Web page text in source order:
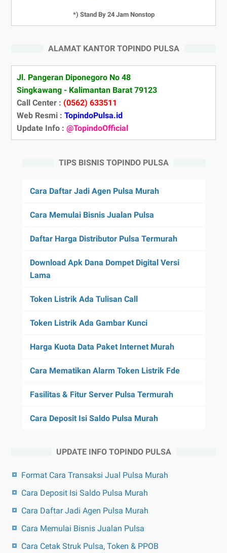
*) Stand By 24 Jam Nonstop
ALAMAT KANTOR TOPINDO PULSA
Jl. Pangeran Diponegoro No 48
Singkawang - Kalimantan Barat 79123
Call Center : (0562) 633511
Web Resmi : TopindoPulsa.id
Update Info : @TopindoOfficial
TIPS BISNIS TOPINDO PULSA
Cara Daftar Jadi Agen Pulsa Murah
Cara Memulai Bisnis Jualan Pulsa
Daftar Harga Distributor Pulsa Termurah
Download Apk Dana Dompet Digital Versi
Lama
Token Listrik Ada Tulisan Call
Token Listrik Ada Gambar Kunci
Harga Kuota Data Paket Internet Murah
Cara Mematikan Alarm Token Listrik Fde
Fasilitas & Fitur Server Pulsa Termurah
Cara Deposit Isi Saldo Pulsa Murah
UPDATE INFO TOPINDO PULSA
Format Cara Transaksi Jual Pulsa Murah
Cara Deposit Isi Saldo Pulsa Murah
Cara Daftar Jadi Agen Pulsa Murah
Cara Memulai Bisnis Jualan Pulsa
Cara Cetak Struk Pulsa, Token & PPOB